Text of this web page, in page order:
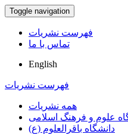
Toggle navigation
فهرست نشریات
تماس با ما
English
فهرست نشریات
همه نشریات
علوم و فرهنگ اسلامی
دانشگاه باقرالعلوم (ع)